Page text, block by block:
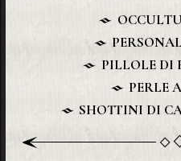
PILLOLE DI
PERLE
SHOTTINI DI